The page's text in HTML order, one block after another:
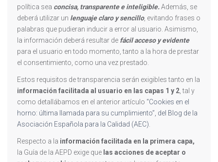
política sea concisa, transparente e inteligible.Además, se
deberá utilizar un lenguaje claro y sencillo, evitando frases o
palabras que pudieran inducir a error al usuario. Asimismo,
la información deberá resultar de fácil acceso y evidente
para el usuario en todo momento, tanto a la hora de prestar
el consentimiento, como una vez prestado.
Estos requisitos de transparencia serán exigibles tanto en la
información facilitada al usuario en las capas 1 y 2 , tal y
como detallábamos en el anterior artículo “Cookies en el
horno: última llamada para su cumplimiento”, del Blog de la
Asociación Española para la Calidad (AEC)
Respecto a la información facilitada en la primera capa,
la Guía de la AEPD exige que las acciones de aceptar o